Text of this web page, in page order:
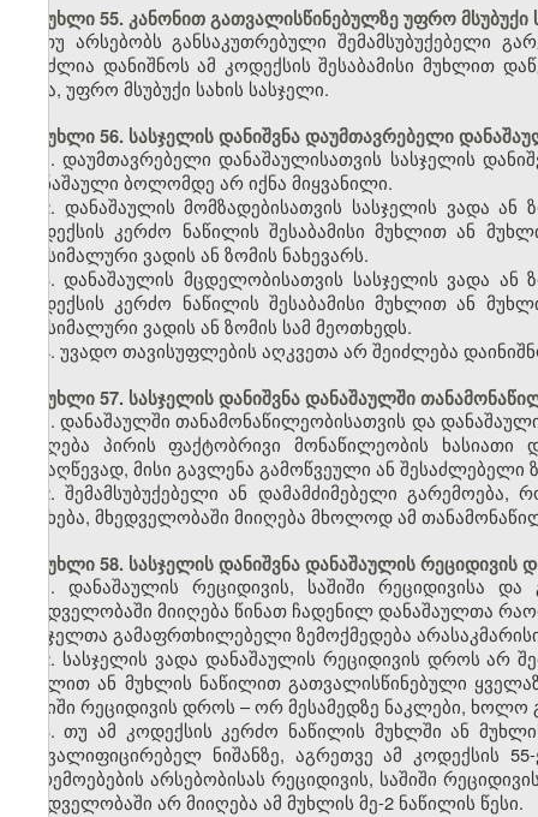
მუხლი 55. კანონით გათვალისწინებულზე უფრო მსუბუქი
თუ არსებობს განსაკუთრებული შემამსუბუქებელი
შეუძლია დანიშნოს ამ კოდექსის შესაბამისი მუხლით
სხვა, უფრო მსუბუქი სახის სასჯელი.
მუხლი 56. სასჯელის დანიშვნა დაუმთავრებელი
1. დაუმთავრებელი დანაშაულისათვის სასჯელის
დანაშაული ბოლომდე არ იქნა მიყვანილი.
2. დანაშაულის მომზადებისათვის სასჯელის ვადა
კოდექსის კერძო ნაწილის შესაბამისი მუხლით ან
მაქსიმალური ვადის ან ზომის ნახევარს.
3. დანაშაულის მცდელობისათვის სასჯელის ვადა
კოდექსის კერძო ნაწილის შესაბამისი მუხლით ან
მაქსიმალური ვადის ან ზომის სამ მეოთხედს.
4. უვადო თავისუფლების აღკვეთა არ შეიძლება
მუხლი 57. სასჯელის დანიშვნა დანაშაულში
1. დანაშაულში თანამონაწილეობისათვის და
მიიღება პირის ფაქტობრივი მონაწილეობის
მისაღწევად, მისი გავლენა გამოწვეული ან შესაძლებელი
2. შემამსუბუქებელი ან დამამძიმებელი
შეეხება, მხედველობაში მიიღება მხოლოდ ამ
მუხლი 58. სასჯელის დანიშვნა დანაშაულის რეციდივის
1. დანაშაულის რეციდივის, საშიში რეციდივისა
მხედველობაში მიიღება წინათ ჩადენილ დანაშაულთა
სასჯელთა გამაფრთხილებელი ზემოქმედება
2. სასჯელის ვადა დანაშაულის რეციდივის დროს არ
მუხლით ან მუხლის ნაწილით გათვალისწინებული
საშიში რეციდივის დროს – ორ მესამედზე ნაკლები,
3. თუ ამ კოდექსის კერძო ნაწილის მუხლში ან
მაკვალიფიცირებელ ნიშანზე, აგრეთვე ამ კოდექსის
გარემოებების არსებობისას რეციდივის, საშიში
მხედველობაში არ მიიღება ამ მუხლის მე-2 ნაწილის წესი.